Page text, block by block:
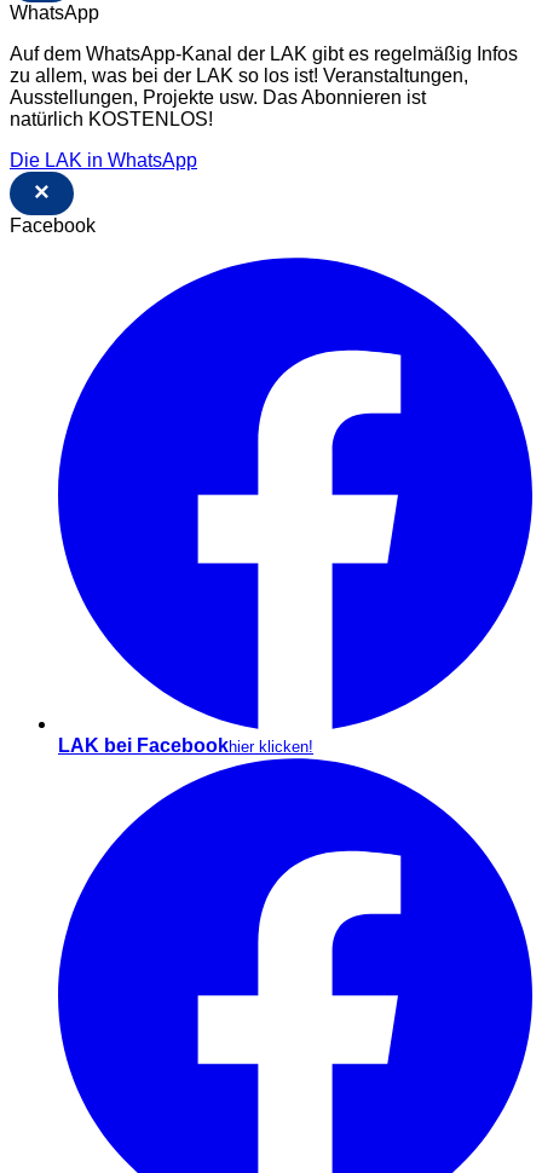
WhatsApp
Auf dem WhatsApp-Kanal der LAK gibt es regelmäßig Infos
zu allem, was bei der LAK so los ist! Veranstaltungen,
Ausstellungen, Projekte usw. Das Abonnieren ist
natürlich KOSTENLOS!
Die LAK in WhatsApp
×
Facebook
LAK bei Facebookhier klicken!